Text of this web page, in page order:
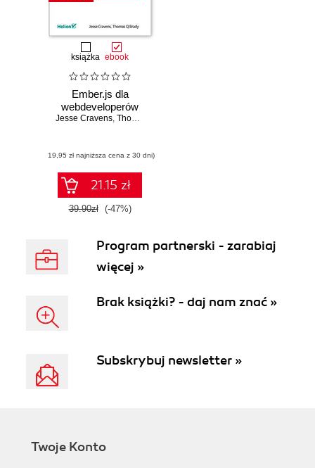
książka ebook
Ember.js dla
webdeveloperów
Jesse Cravens, Thomas Q Brady
(19,95 zł najniższa cena z 30 dni)
21.15 zł
39.90zł (-47%)
Program partnerski - zarabiaj
więcej »
Brak książki? - daj nam znać »
Subskrybuj newsletter »
Twoje Konto